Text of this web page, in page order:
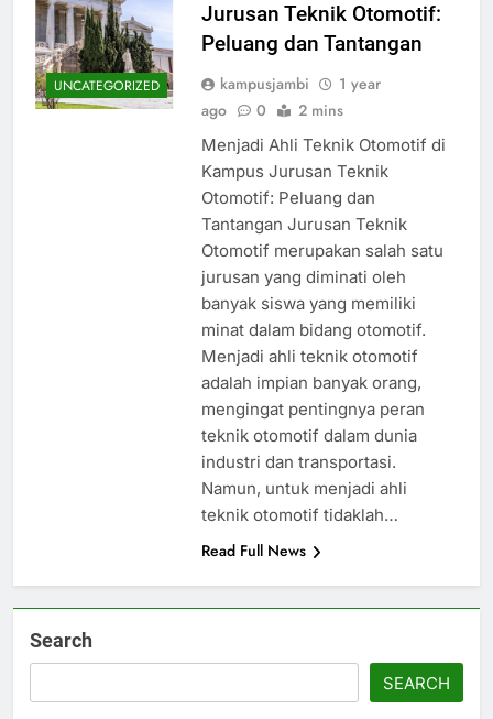
UNCATEGORIZED
Jurusan Teknik Otomotif:
Peluang dan Tantangan
kampusjambi
1 year
ago
0 2 mins
Menjadi Ahli Teknik Otomotif di
Kampus Jurusan Teknik
Otomotif: Peluang dan
Tantangan Jurusan Teknik
Otomotif merupakan salah satu
jurusan yang diminati oleh
banyak siswa yang memiliki
minat dalam bidang otomotif.
Menjadi ahli teknik otomotif
adalah impian banyak orang,
mengingat pentingnya peran
teknik otomotif dalam dunia
industri dan transportasi.
Namun, untuk menjadi ahli
teknik otomotif tidaklah…
Read Full News
Search
SEARCH